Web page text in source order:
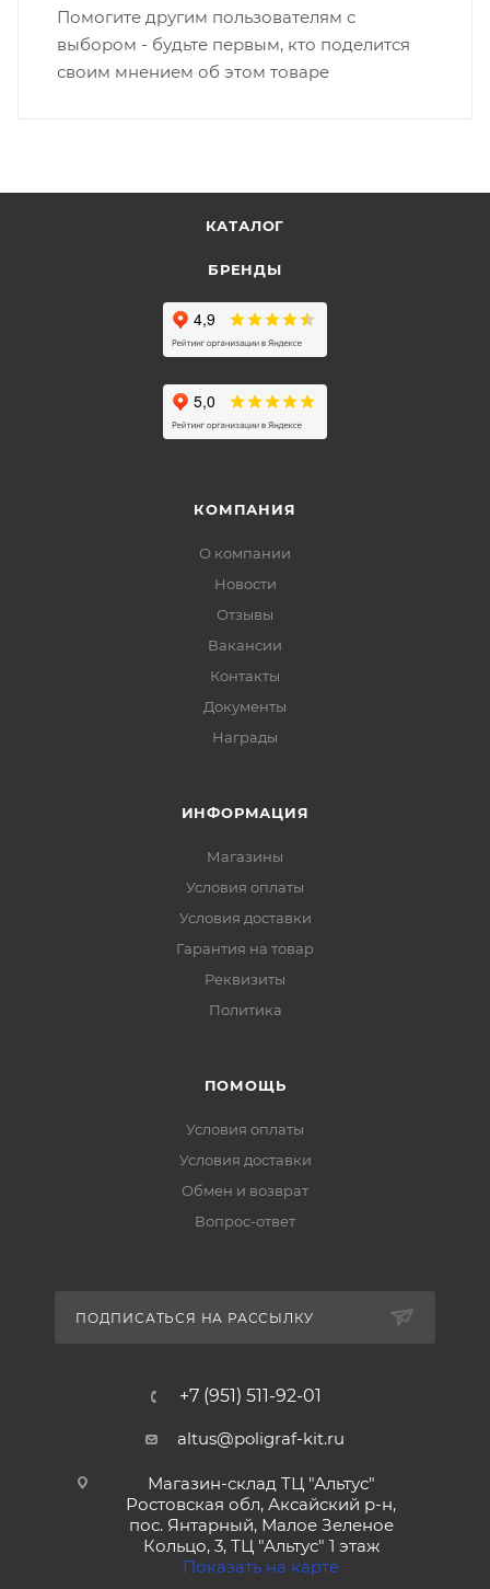
Помогите другим пользователям с
выбором - будьте первым, кто поделится
своим мнением об этом товаре
КАТАЛОГ
БРЕНДЫ
КОМПАНИЯ
О компании
Новости
Отзывы
Вакансии
Контакты
Документы
Награды
ИНФОРМАЦИЯ
Магазины
Условия оплаты
Условия доставки
Гарантия на товар
Реквизиты
Политика
ПОМОЩЬ
Условия оплаты
Условия доставки
Обмен и возврат
Вопрос-ответ
ПОДПИСАТЬСЯ НА РАССЫЛКУ
+7 (951) 511-92-01
altus@poligraf-kit.ru
Магазин-склад ТЦ "Альтус"
Ростовская обл, Аксайский р-н,
пос. Янтарный, Малое Зеленое
Кольцо, 3, ТЦ "Альтус" 1 этаж
Показать на карте